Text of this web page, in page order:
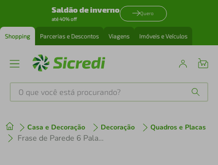
Saldão de inverno
até 40% off
Quero
Shopping Parcerias e Descontos Viagens Imóveis e Veículos
O que você está procurando?
Casa e Decoração Decoração Quadros e Placas
Frase de Parede 6 Palavras Médio Preto
1º tenis